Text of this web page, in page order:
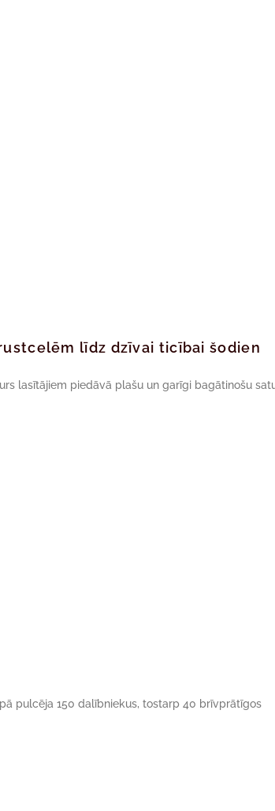
līdz dzīvai ticībai šodien
lasītājiem piedāvā plašu un garīgi bagātinošu
pulcēja 150 dalībniekus, tostarp 40 brīvprātīgos